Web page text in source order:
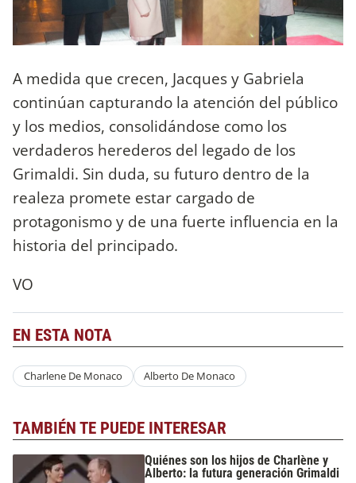
A medida que crecen, Jacques y Gabriela
continúan capturando la atención del público
y los medios, consolidándose como los
verdaderos herederos del legado de los
Grimaldi. Sin duda, su futuro dentro de la
realeza promete estar cargado de
protagonismo y de una fuerte influencia en la
historia del principado.
VO
EN ESTA NOTA
Charlene De Monaco Alberto De Monaco
TAMBIÉN TE PUEDE INTERESAR
Quiénes son los hijos de Charlène y
Alberto: la futura generación Grimaldi